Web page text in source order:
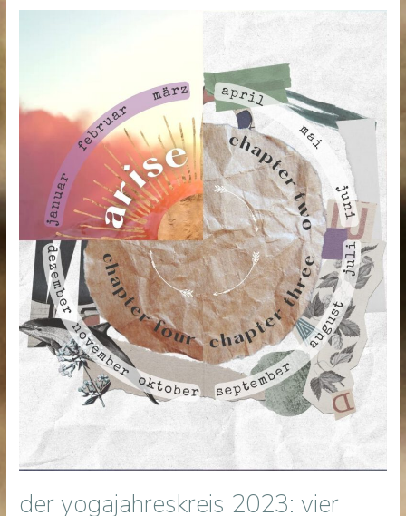
der yogajahreskreis 2023: vier